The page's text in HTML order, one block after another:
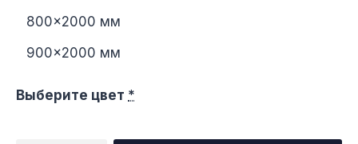
800×2000 мм
900×2000 мм
Выберите цвет *